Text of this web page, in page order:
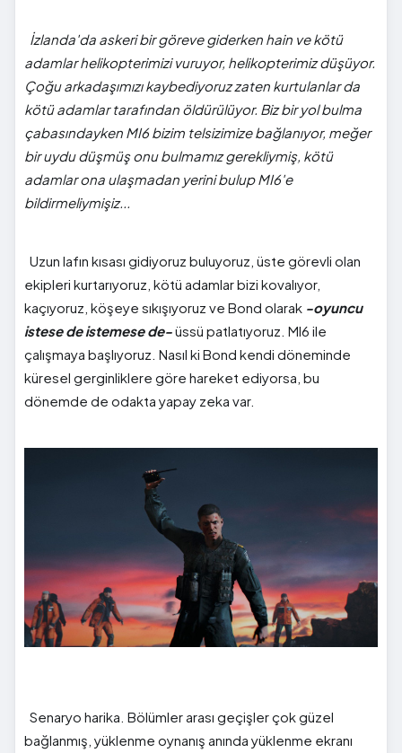
İzlanda'da askeri bir göreve giderken hain ve kötü
adamlar helikopterimizi vuruyor, helikopterimiz düşüyor.
Çoğu arkadaşımızı kaybediyoruz zaten kurtulanlar da
kötü adamlar tarafından öldürülüyor. Biz bir yol bulma
çabasındayken MI6 bizim telsizimize bağlanıyor, meğer
bir uydu düşmüş onu bulmamız gerekliymiş, kötü
adamlar ona ulaşmadan yerini bulup MI6'e
bildirmeliymişiz...
Uzun lafın kısası gidiyoruz buluyoruz, üste görevli olan
ekipleri kurtarıyoruz, kötü adamlar bizi kovalıyor,
kaçıyoruz, köşeye sıkışıyoruz ve Bond olarak -oyuncu
istese de istemese de-üssü patlatıyoruz. MI6 ile
çalışmaya başlıyoruz. Nasıl ki Bond kendi döneminde
küresel gerginliklere göre hareket ediyorsa, bu
dönemde de odakta yapay zeka var.
Senaryo harika. Bölümler arası geçişler çok güzel
bağlanmış, yüklenme oynanış anında yüklenme ekranı